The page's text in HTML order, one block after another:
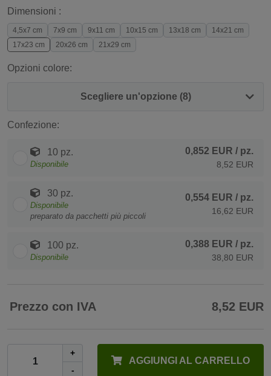
Dimensioni :
4,5x7 cm 7x9 cm 9x11 cm 10x15 cm 13x18 cm
14x21 cm
17x23 cm
20x26 cm 21x29 cm
Opzioni colore:
Scegliere un'opzione (8)
Confezione:
10 pz.
Disponibile
0,852 EUR / pz.
8,52 EUR
30 pz.
Disponibile
preparato da pacchetti più piccoli
0,554 EUR / pz.
16,62 EUR
100 pz.
Disponibile
0,388 EUR / pz.
38,80 EUR
Prezzo con IVA 8,52 EUR
+
-
AGGIUNGI AL CARRELLO